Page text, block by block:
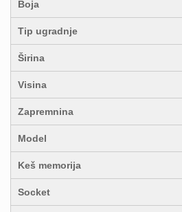
Boja
Tip ugradnje
Širina
Visina
Zapremnina
Model
Keš memorija
Socket